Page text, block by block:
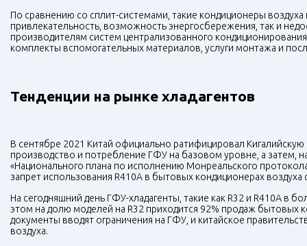
По сравнению со сплит-системами, такие кондиционеры
привлекательность, возможность энергосбережения, так и
производителям систем централизованного
комплекты вспомогательных материалов, услуги монтажа и
Тенденции на рынке хладагентов
В сентябре 2021 Китай официально ратифицировал
производство и потребление ГФУ на базовом уровне, а затем,
«Национального плана по исполнению Монреальского
запрет использования R410A в бытовых кондиционерах воздуха
На сегодняшний день ГФУ-хладагенты, такие как R32 и R410A в
этом на долю моделей на R32 приходится 92% продаж
документы вводят ограничения на ГФУ, и китайское
воздуха.